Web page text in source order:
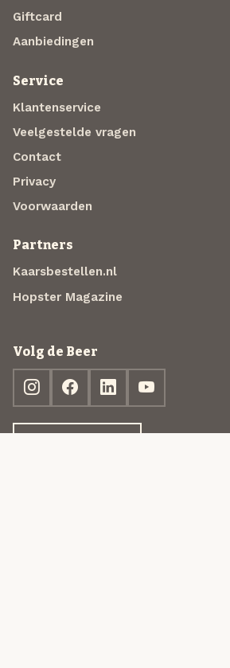
Giftcard
Aanbiedingen
Service
Klantenservice
Veelgestelde vragen
Contact
Privacy
Voorwaarden
Partners
Kaarsbestellen.nl
Hopster Magazine
Volg de Beer